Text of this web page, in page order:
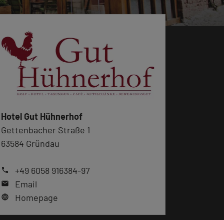
Hotel Gut Hühnerhof
Gettenbacher Straße 1
63584 Gründau
phone +49 6058 916384-97
mail Email
language Homepage